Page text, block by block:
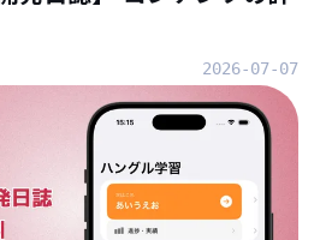
2026-07-07